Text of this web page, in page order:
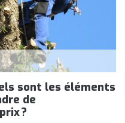
sont les éléments
de
?